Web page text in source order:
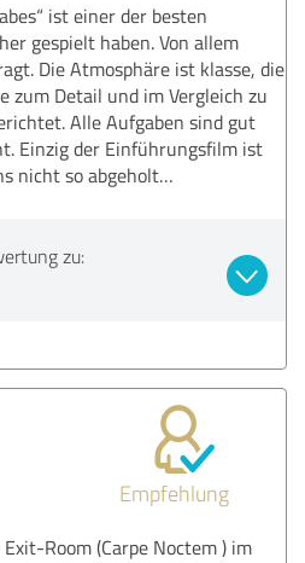
ist einer der besten
gespielt haben. Von allem
Die Atmosphäre ist klasse, die
zum Detail und im Vergleich zu
Alle Aufgaben sind gut
Einzig der Einführungsfilm ist
nicht so abgeholt…
zu:
Empfehlung
Room (Carpe Noctem ) im